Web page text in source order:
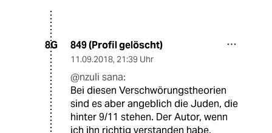
8G 849 (Profil gelöscht)
11.09.2018, 21:39 Uhr
@nzuli sana:
Bei diesen Verschwörungstheorien
sind es aber angeblich die Juden, die
hinter 9/11 stehen. Der Autor, wenn
ich ihn richtig verstanden habe,